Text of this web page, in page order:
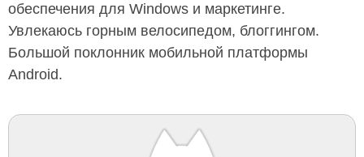
обеспечения для Windows и маркетинге.
Увлекаюсь горным велосипедом, блоггингом.
Большой поклонник мобильной платформы
Android.